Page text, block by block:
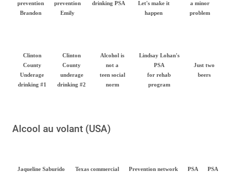
prevention
Brandon
prevention
Emily
drinking PSA
Let's make it
happen
a minor
problem
Clinton
County
Underage
drinking #1
Clinton
County
underage
drinking #2
Alcohol is
not a
teen social
norm
Lindsay Lohan's
PSA
for rehab
program
Just two
beers
Alcool au volant (USA)
Jaqueline Saburido Texas commercial Prevention network PSA PSA